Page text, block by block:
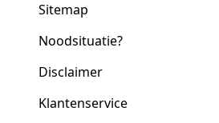
Sitemap
Noodsituatie?
Disclaimer
Klantenservice